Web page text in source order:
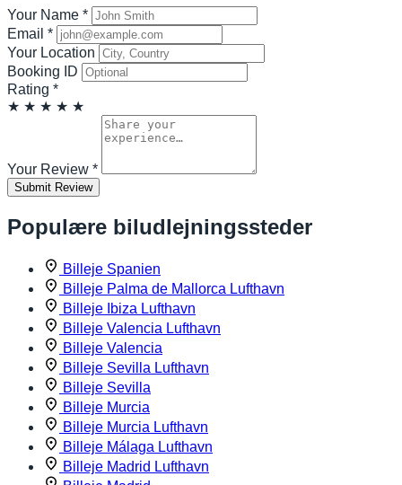
Your Name *
Email *
Your Location
Booking ID
Rating *
★ ★ ★ ★ ★
Your Review *
Submit Review
Populære biludlejningssteder
Billeje Spanien
Billeje Palma de Mallorca Lufthavn
Billeje Ibiza Lufthavn
Billeje Valencia Lufthavn
Billeje Valencia
Billeje Sevilla Lufthavn
Billeje Sevilla
Billeje Murcia
Billeje Murcia Lufthavn
Billeje Málaga Lufthavn
Billeje Madrid Lufthavn